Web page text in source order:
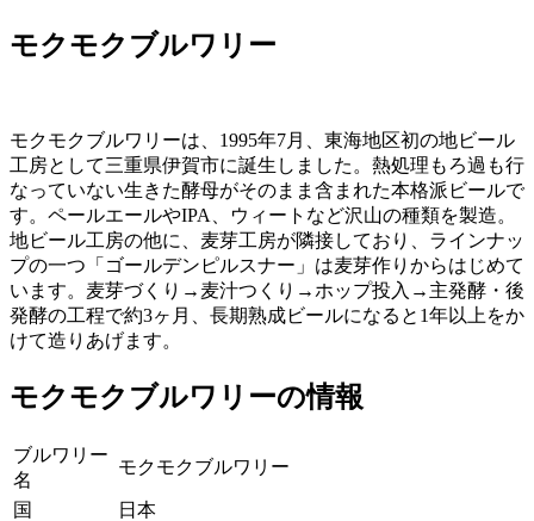
モクモクブルワリー
モクモクブルワリーは、1995年7月、東海地区初の地ビール
工房として三重県伊賀市に誕生しました。熱処理もろ過も行
なっていない生きた酵母がそのまま含まれた本格派ビールで
す。ペールエールやIPA、ウィートなど沢山の種類を製造。
地ビール工房の他に、麦芽工房が隣接しており、ラインナッ
プの一つ「ゴールデンピルスナー」は麦芽作りからはじめて
います。麦芽づくり→麦汁つくり→ホップ投入→主発酵・後
発酵の工程で約3ヶ月、長期熟成ビールになると1年以上をか
けて造りあげます。
モクモクブルワリーの情報
ブルワリー
名
モクモクブルワリー
国
日本